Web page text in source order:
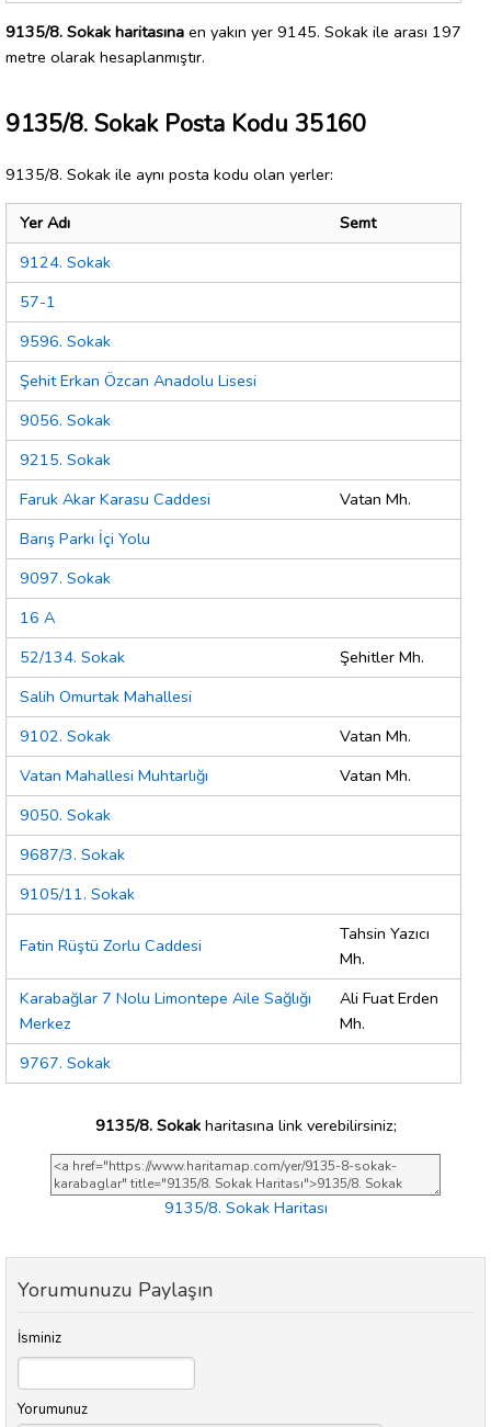
9135/8. Sokak haritasına en yakın yer 9145. Sokak ile arası 197
metre olarak hesaplanmıştır.
9135/8. Sokak Posta Kodu 35160
9135/8. Sokak ile aynı posta kodu olan yerler:
Yer Adı
Semt
9124. Sokak
57-1
9596. Sokak
Şehit Erkan Özcan Anadolu Lisesi
9056. Sokak
9215. Sokak
Faruk Akar Karasu Caddesi
Vatan Mh.
Barış Parkı İçi Yolu
9097. Sokak
16 A
52/134. Sokak
Şehitler Mh.
Salih Omurtak Mahallesi
9102. Sokak
Vatan Mh.
Vatan Mahallesi Muhtarlığı
Vatan Mh.
9050. Sokak
9687/3. Sokak
9105/11. Sokak
Fatin Rüştü Zorlu Caddesi
Tahsin Yazıcı
Mh.
Karabağlar 7 Nolu Limontepe Aile Sağlığı
Merkez
Ali Fuat Erden
Mh.
9767. Sokak
9135/8. Sokakharitasına link verebilirsiniz;
9135/8. Sokak Haritası
Yorumunuzu Paylaşın
İsminiz
Yorumunuz